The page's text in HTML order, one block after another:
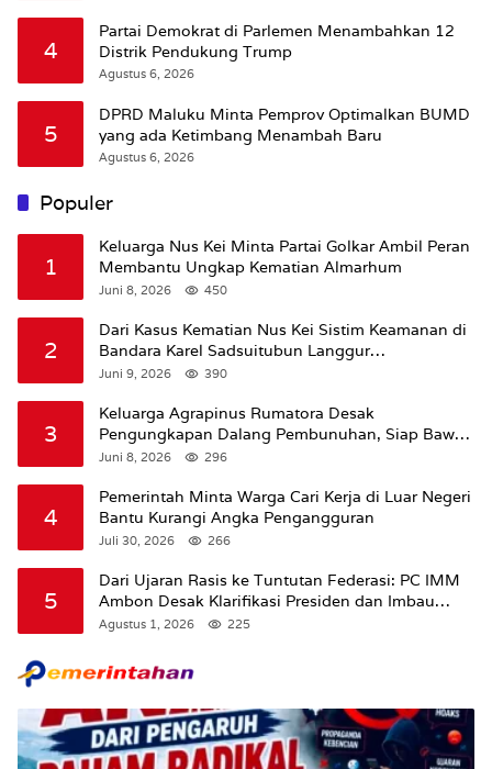
4
Partai Demokrat di Parlemen Menambahkan 12
Distrik Pendukung Trump
Agustus 6, 2026
5
DPRD Maluku Minta Pemprov Optimalkan BUMD
yang ada Ketimbang Menambah Baru
Agustus 6, 2026
Populer
1
Keluarga Nus Kei Minta Partai Golkar Ambil Peran
Membantu Ungkap Kematian Almarhum
Juni 8, 2026 450
2
Dari Kasus Kematian Nus Kei Sistim Keamanan di
Bandara Karel Sadsuitubun Langgur
Dipertanyakan
Juni 9, 2026 390
3
Keluarga Agrapinus Rumatora Desak
Pengungkapan Dalang Pembunuhan, Siap Bawa
Kasus ke Komisi III DPR RI
Juni 8, 2026 296
4
Pemerintah Minta Warga Cari Kerja di Luar Negeri
Bantu Kurangi Angka Pengangguran
Juli 30, 2026 266
5
Dari Ujaran Rasis ke Tuntutan Federasi: PC IMM
Ambon Desak Klarifikasi Presiden dan Imbau
Tunda Pengibaran Bendera Merah Putih Di
Agustus 1, 2026 225